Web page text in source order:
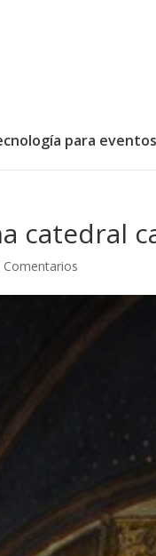
para eventos
catedral
Comentarios